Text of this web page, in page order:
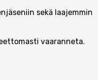
sekä laajemmin
vaaranneta.